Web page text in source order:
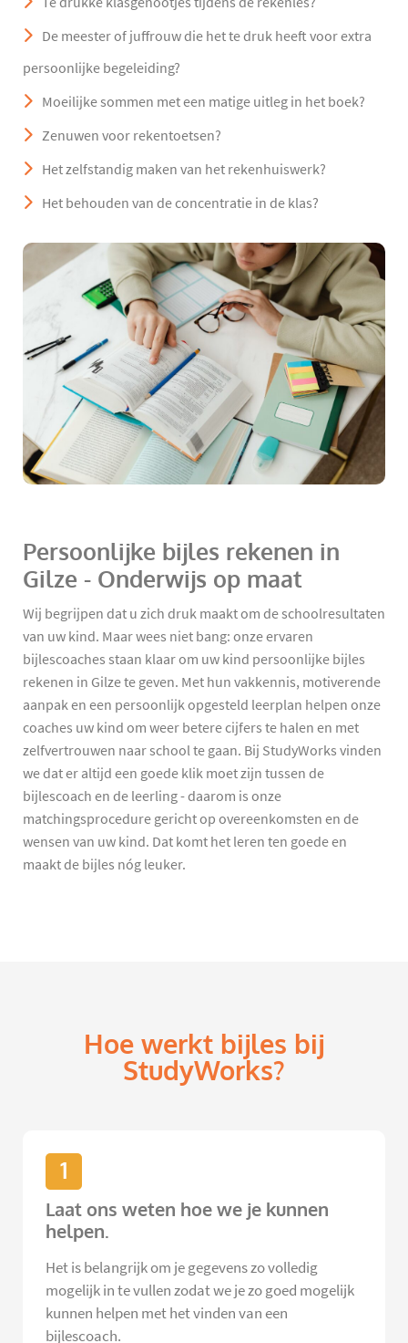
De meester of juffrouw die het te druk heeft voor extra
persoonlijke begeleiding?
Moeilijke sommen met een matige uitleg in het boek?
Zenuwen voor rekentoetsen?
Het zelfstandig maken van het rekenhuiswerk?
Het behouden van de concentratie in de klas?
Persoonlijke bijles rekenen in
Gilze - Onderwijs op maat
Wij begrijpen dat u zich druk maakt om de schoolresultaten
van uw kind. Maar wees niet bang: onze ervaren
bijlescoaches staan klaar om uw kind persoonlijke bijles
rekenen in Gilze te geven. Met hun vakkennis, motiverende
aanpak en een persoonlijk opgesteld leerplan helpen onze
coaches uw kind om weer betere cijfers te halen en met
zelfvertrouwen naar school te gaan. Bij StudyWorks vinden
we dat er altijd een goede klik moet zijn tussen de
bijlescoach en de leerling - daarom is onze
matchingsprocedure gericht op overeenkomsten en de
wensen van uw kind. Dat komt het leren ten goede en
maakt de bijles nóg leuker.
Hoe werkt bijles bij
StudyWorks?
1
Laat ons weten hoe we je kunnen
helpen.
Het is belangrijk om je gegevens zo volledig
mogelijk in te vullen zodat we je zo goed mogelijk
kunnen helpen met het vinden van een
bijlescoach.